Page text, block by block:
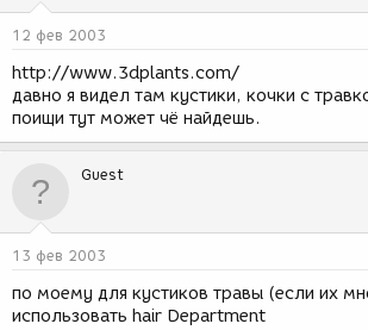
12 фев 2003
http://www.3dplants.com/
давно я видел там кустики, кочки с
поищи тут может чё найдешь.
Guest
13 фев 2003
по моему для кустиков травы (если их
использовать hair Department